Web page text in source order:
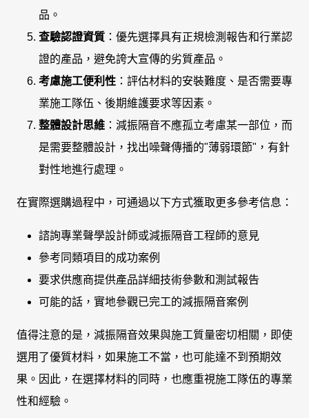
品。
查驗認證資質 ：優先選擇具有正規檢測報告和行業認
證的產品，避免誇大宣傳的劣質產品。
考慮施工便利性 ：評估材料的安裝難度、是否需要專
業施工隊伍、後期維護要求等因素。
整體設計思維 ：減振隔音不應孤立考慮某一部位，而
是需要整體設計，找出噪聲傳播的"薄弱環節"，有針
對性地進行處理。
在實際選購過程中，可通過以下方式獲取更多參考信息：
諮詢專業聲學設計師或減振隔音工程師的意見
參考同類項目的成功案例
要求供應商提供產品詳細技術參數和測試報告
可能的話，實地參觀已完工的減振隔音案例
值得注意的是，減振隔音效果與施工質量密切相關，即使
選用了優質材料，如果施工不當，也可能達不到預期效
果。因此，在選擇材料的同時，也應重視施工隊伍的專業
性和經驗。